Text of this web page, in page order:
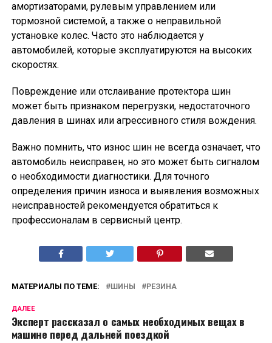
амортизаторами, рулевым управлением или
тормозной системой, а также о неправильной
установке колес. Часто это наблюдается у
автомобилей, которые эксплуатируются на высоких
скоростях.
Повреждение или отслаивание протектора шин
может быть признаком перегрузки, недостаточного
давления в шинах или агрессивного стиля вождения.
Важно помнить, что износ шин не всегда означает, что
автомобиль неисправен, но это может быть сигналом
о необходимости диагностики. Для точного
определения причин износа и выявления возможных
неисправностей рекомендуется обратиться к
профессионалам в сервисный центр.
МАТЕРИАЛЫ ПО ТЕМЕ: ШИНЫ РЕЗИНА
ДАЛЕЕ
Эксперт рассказал о самых необходимых вещах в
машине перед дальней поездкой